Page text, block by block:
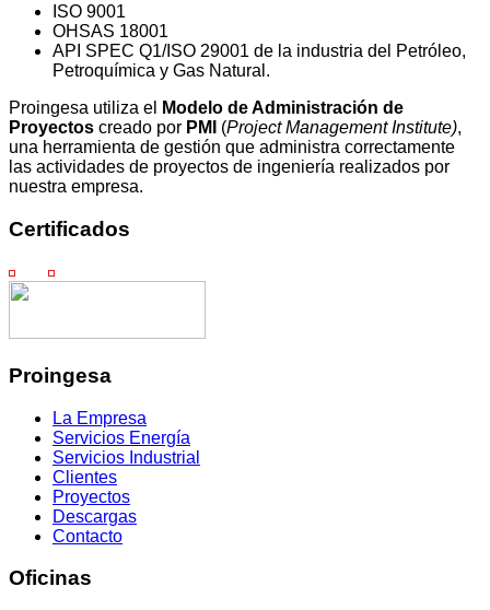
ISO 9001
OHSAS 18001
API SPEC Q1/ISO 29001 de la industria del Petróleo,
Petroquímica y Gas Natural.
Proingesa utiliza el
Modelo de Administración de
Proyectos creado por PMI (ProjectManagement Institute),
una herramienta de gestión que administra correctamente
las actividades de proyectos de ingeniería realizados por
nuestra empresa.
Certificados
Proingesa
La Empresa
Servicios Energía
Servicios Industrial
Clientes
Proyectos
Descargas
Contacto
Oficinas